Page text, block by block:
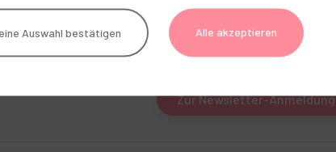
GERL. Newsletter
Zur Newsletter-Anmeldung
Auswahl bestätigen Alle akzeptieren